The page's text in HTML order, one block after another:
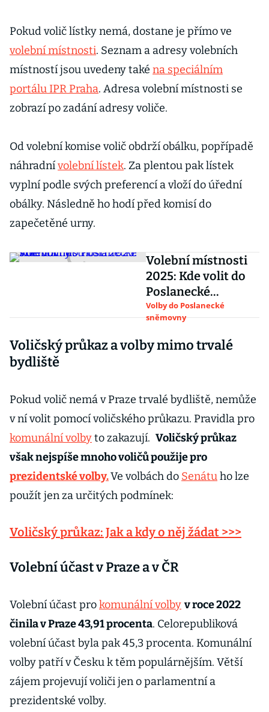
Pokud volič lístky nemá, dostane je přímo ve
volební místnosti. Seznam a adresy volebních
místností jsou uvedeny také na speciálním
portálu IPR Praha. Adresa volební místnosti se
zobrazí po zadání adresy voliče.
Od volební komise volič obdrží obálku, popřípadě
náhradnívolební lístek. Za plentou pak lístek
vyplní podle svých preferencí a vloží do úřední
obálky. Následně ho hodí před komisí do
zapečetěné urny.
Volební místnosti
2025: Kde volit do
Poslanecké
sněmovny
Volby do Poslanecké
sněmovny
Voličský průkaz a volby mimo trvalé
bydliště
Pokud volič nemá v Praze trvalé bydliště, nemůže
v ní volit pomocí voličského průkazu. Pravidla pro
komunální volbyto zakazují. Voličský průkaz
však nejspíše mnoho voličů použije pro
prezidentské volby.Ve volbách do Senátuho lze
použít jen za určitých podmínek:
Voličský průkaz: Jak a kdy o něj žádat >>>
Volební účast v Praze a v ČR
Volební účast prokomunální volby v roce 2022
činila v Praze 43,91 procenta. Celorepubliková
volební účast byla pak 45,3 procenta. Komunální
volby patří v Česku k těm populárnějším. Větší
zájem projevují voliči jen o parlamentní a
prezidentské volby.